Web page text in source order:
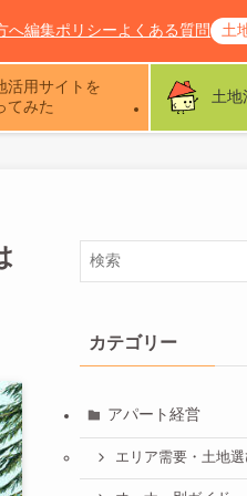
活用サイトを
てみた
土地
へ編集ポリシーよくある質問 土
カテゴリー
アパート経営
エリア需要・土地選